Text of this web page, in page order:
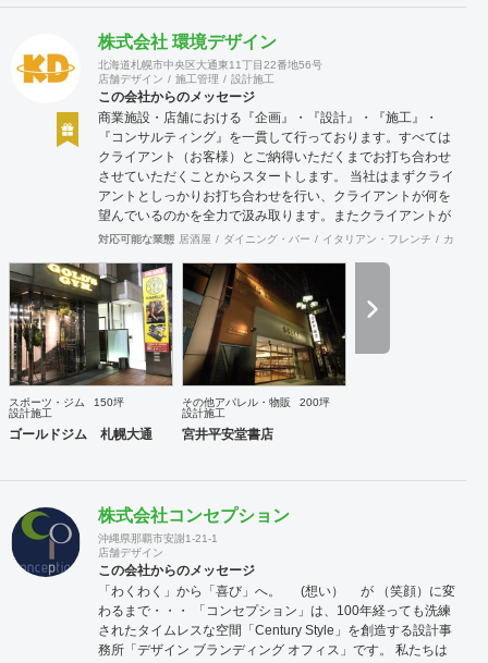
株式会社 環境デザイン
北海道札幌市中央区大通東11丁目22番地56号
店舗デザイン
施工管理 設計施工
この会社からのメッセージ
商業施設・店舗における『企画』・『設計』・『施工』・
『コンサルティング』を一貫して行っております。すべては
クライアント（お客様）とご納得いただくまでお打ち合わせ
させていただくことからスタートします。 当社はまずクライ
アントとしっかりお打ち合わせを行い、クライアントが何を
望んでいるのかを全力で汲み取ります。またクライアントが
思い描いていることをどのように表現していいのかお困りの
培ってきた当社ならではのノウハウでご提案いたします。
対応可能な業態 居酒屋 ダイニング・バー イタリアン・フレンチ カフェ
スポーツ・ジム
150坪
設計施工
ゴールドジム 札幌大通
その他アパレル・物販
200坪
設計施工
宮井平安堂書店
株式会社コンセプション
沖縄県那覇市安謝1-21-1
店舗デザイン
この会社からのメッセージ
「わくわく」から「喜び」へ。 (想い） が （笑顔）に変
わるまで・・・ 「コンセプション」は、100年経っても洗練
されたタイムレスな空間「Century Style」を創造する設計事
務所「デザイン ブランディング オフィス」です。 私たちは